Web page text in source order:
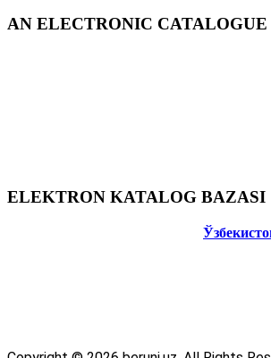
AN ELECTRONIC
ELEKTRON KATALOG BAZASI